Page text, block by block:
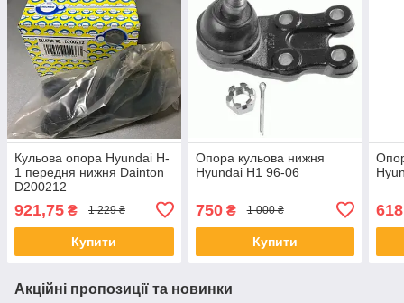
Кульова опора Hyundai H-
1 передня нижня Dainton
D200212
921,75 ₴ 1 229 ₴
Купити
Опора кульова нижня
Hyundai H1 96-06
750₴ 1 000 ₴
Купити
618
Акційні пропозиції та новинки